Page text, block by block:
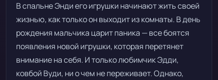
В спальне Энди его игрушки начинают жить своей
жизнью, как только он выходит из комнаты. В день
рождения мальчика царит паника — все боятся
появления новой игрушки, которая перетянет
внимание на себя. И только любимчик Эдди,
ковбой Вуди, ни о чем не переживает. Однако,